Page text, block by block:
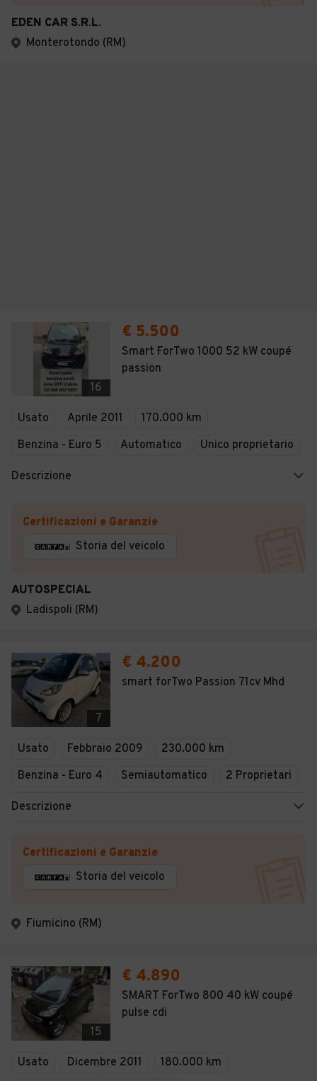
EDEN CAR S.R.L.
Monterotondo (RM)
16
€ 5.500
Smart ForTwo 1000 52 kW coupé
passion
Usato Aprile 2011
170.000 km
Benzina - Euro 5
Automatico Unico proprietario
Descrizione
Certificazioni e Garanzie
Storia del veicolo
AUTOSPECIAL
Ladispoli (RM)
7
€ 4.200
smart forTwo Passion 71cv Mhd
Usato Febbraio 2009
230.000 km
Benzina - Euro 4
Semiautomatico 2 Proprietari
Descrizione
Certificazioni e Garanzie
Storia del veicolo
Fiumicino (RM)
15
€ 4.890
SMART ForTwo 800 40 kW coupé
pulse cdi
Usato Dicembre 2011 180.000 km